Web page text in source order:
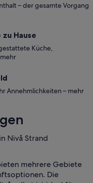
– der gesamte Vorgang
Hause
Küche,
Annehmlichkeiten – mehr
Nivå Strand
mehrere Gebiete
Die